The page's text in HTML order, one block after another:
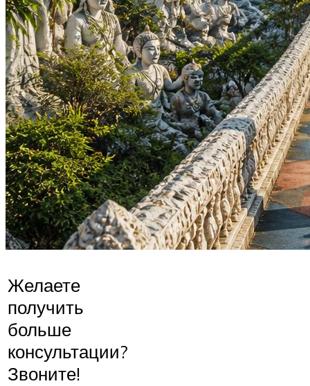
Желаете
получить
больше
консультации?
Звоните!